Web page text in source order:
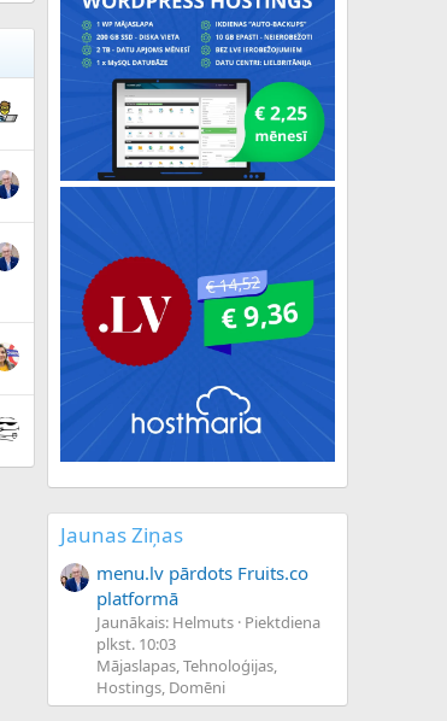
Jaunas Ziņas
menu.lv pārdots Fruits.co
platformā
Jaunākais: Helmuts Piektdiena
plkst. 10:03
Mājaslapas, Tehnoloģijas,
Hostings, Domēni